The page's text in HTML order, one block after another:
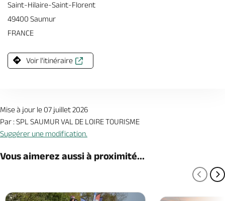
Saint-Hilaire-Saint-Florent
49400 Saumur
FRANCE
Voir l'itinéraire
Mise à jour le 07 juillet 2026
Par : SPL SAUMUR VAL DE LOIRE TOURISME
Suggérer une modification.
Vous aimerez aussi à proximité...